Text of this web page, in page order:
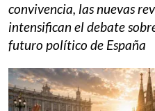
convivencia, las nuevas
intensifican el debate
futuro político de España